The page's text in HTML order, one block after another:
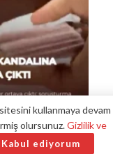
kullanmaya devam
olursunuz.Gizlilik ve
Kabul ediyorum